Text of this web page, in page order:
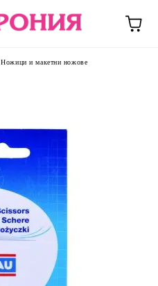
Ножици и макетни ножове